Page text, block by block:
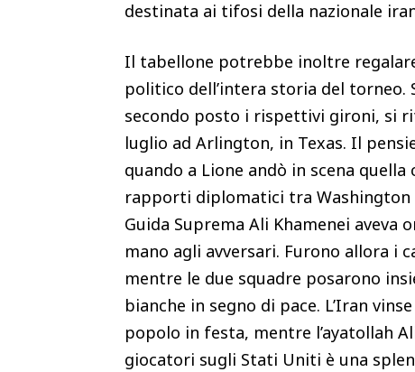
destinata ai tifosi della nazionale
Il tabellone potrebbe inoltre
politico dell’intera storia del torneo.
secondo posto i rispettivi gironi, si
luglio ad Arlington, in Texas. Il
quando a Lione andò in scena
rapporti diplomatici tra Washington
Guida Suprema Ali Khamenei
mano agli avversari. Furono allora i
mentre le due squadre posarono
bianche in segno di pace. L’Iran
popolo in festa, mentre l’ayatollah
giocatori sugli Stati Uniti è una